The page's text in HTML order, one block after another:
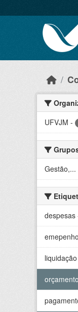
UFVJM -
Gestão,...
despesas
emepenho
liquidação
orçamento